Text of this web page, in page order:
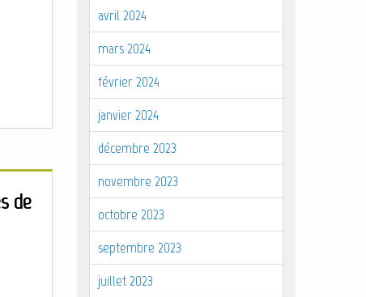
avril 2024
mars 2024
février 2024
janvier 2024
décembre 2023
novembre 2023
octobre 2023
septembre 2023
juillet 2023
de